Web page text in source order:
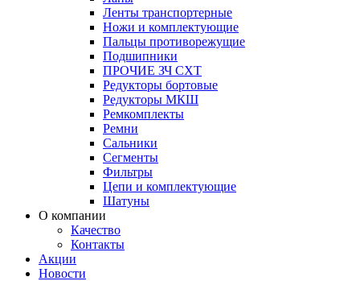
Ленты транспортерные
Ножи и комплектующие
Пальцы противорежущие
Подшипники
ПРОЧИЕ ЗЧ СХТ
Редукторы бортовые
Редукторы МКШ
Ремкомплекты
Ремни
Сальники
Сегменты
Фильтры
Цепи и комплектующие
Шатуны
О компании
Качество
Контакты
Акции
Новости